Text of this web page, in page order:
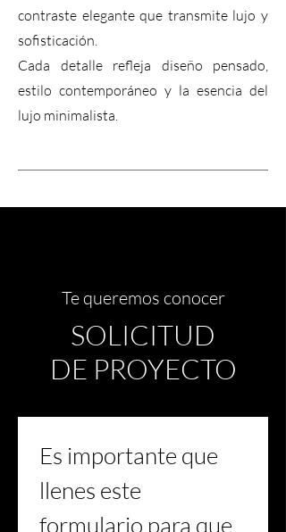
contraste elegante que transmite lujo y
sofisticación.
Cada detalle refleja diseño pensado,
estilo contemporáneo y la esencia del
lujo minimalista.
Te queremos conocer
SOLICITUD
DE PROYECTO
Es importante que
llenes este
formulario para que